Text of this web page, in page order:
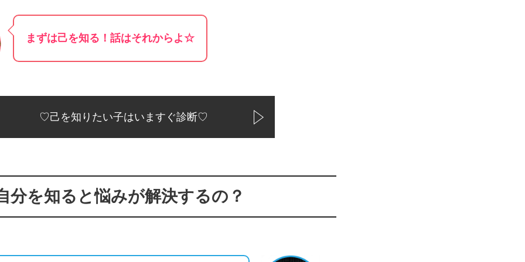
まずは己を知る！話はそれからよ☆
♡己を知りたい子はいますぐ診断♡
分を知ると悩みが解決するの？